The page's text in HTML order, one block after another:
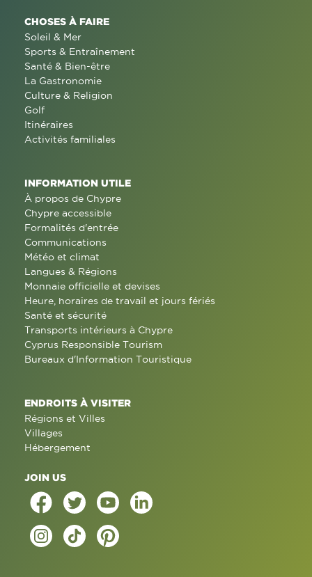
CHOSES À FAIRE
Soleil & Mer
Sports & Entraînement
Santé & Bien-être
La Gastronomie
Culture & Religion
Golf
Itinéraires
Activités familiales
INFORMATION UTILE
À propos de Chypre
Chypre accessible
Formalités d'entrée
Communications
Météo et climat
Langues & Régions
Monnaie officielle et devises
Heure, horaires de travail et jours fériés
Santé et sécurité
Transports intérieurs à Chypre
Cyprus Responsible Tourism
Bureaux d'Information Touristique
ENDROITS À VISITER
Régions et Villes
Villages
Hébergement
JOIN US